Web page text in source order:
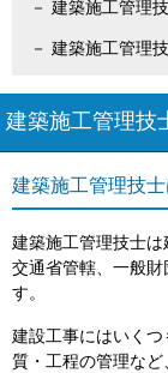
建築施工管理
建築施工管理
建築施工管理技
建築施工管理技
建築施工管理技士は
交通省管轄、一般財
す。
建設工事にはいく
質・工程の管理な